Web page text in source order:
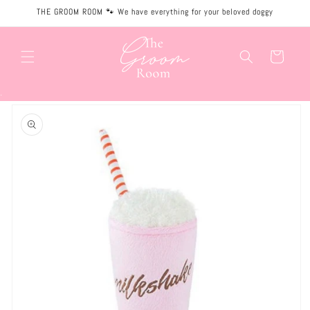
naar de
content
THE GROOM ROOM 🐾 We have everything for your beloved doggy
Winkelwagen
.